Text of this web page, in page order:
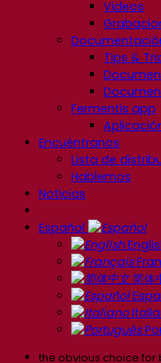
Videos
Tips &
Fermentis app
Encuéntranos
Lista de
Hablemos
Noticias
Español
简体
the obvious choice for